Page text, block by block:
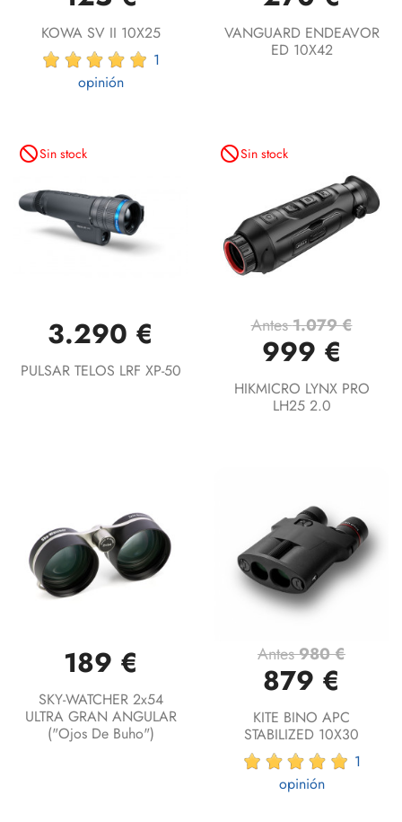
KOWA SV II 10X25
1
opinión
VANGUARD ENDEAVOR
ED 10X42
not_interestedSin stock
3.290 €
PULSAR TELOS LRF XP-50
not_interestedSin stock
Antes1.079 €
999 €
HIKMICRO LYNX PRO
LH25 2.0
189 €
SKY-WATCHER 2x54
ULTRA GRAN ANGULAR
("ojos De Buho")
Antes980 €
879 €
KITE BINO APC
STABILIZED 10X30
1
opinión